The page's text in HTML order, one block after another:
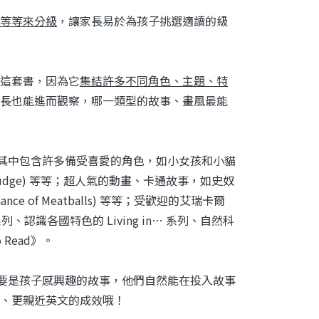
等來分級 ，讓家長易於為孩子挑選適讀的級
套書，因為它集結許多不同角色、主題、特
也能進而觀察，哪一類型的故事、畫風最能
包含許多備受喜愛的角色，如小女孩和小貓
等等；超人氣的動畫、卡通故事，如史奴
of Meatballs) 等等；受歡迎的艾瑞卡爾
、認識各國特色的 Living in… 系列、自然科
》。
孩子感興趣的故事，他們自然能在投入故事
更親近英文的成效哦！